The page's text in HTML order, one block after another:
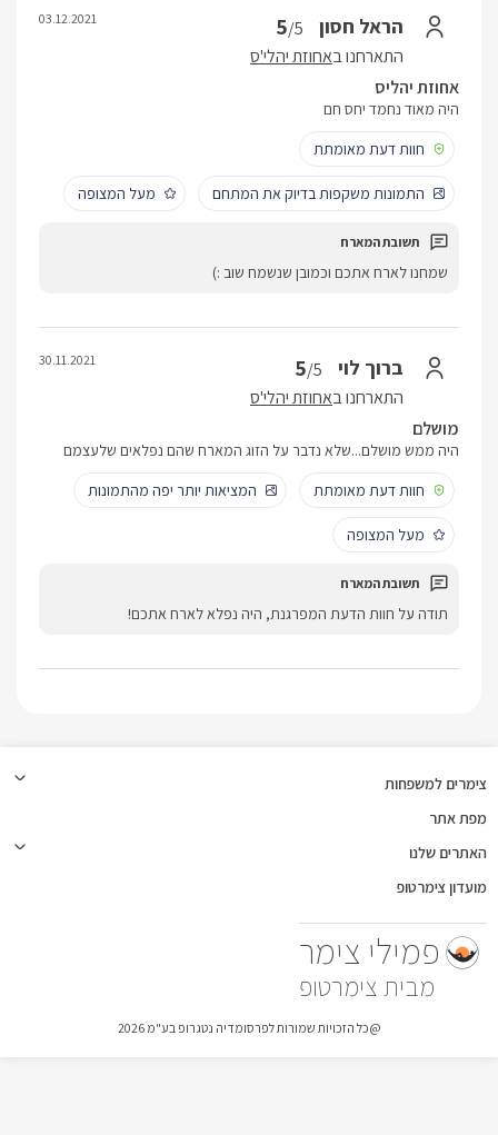
הראל חסון 5/5
התארחנו באחוזת יהלי'ס
03.12.2021
אחוזת יהליס
היה מאוד נחמד יחס חם
חוות דעת מאומתת
התמונות משקפות בדיוק את המתחם מעל המצופה
שמחנו לארח אתכם וכמובן שנשמח שוב :)
ברוך לוי 5/5
התארחנו באחוזת יהלי'ס
30.11.2021
מושלם
היה ממש מושלם...שלא נדבר על הזוג המארח שהם נפלאים שלעצמם
חוות דעת מאומתת
המציאות יותר יפה מהתמונות
מעל המצופה
תודה על חוות הדעת המפרגנת, היה נפלא לארח אתכם!
פמילי צימר
צימרטופ
צימרים למשפחות
מפת אתר
האתרים שלנו
מועדון צימרטופ
@כל הזכויות שמורות לפרסומדיה נטגרופ בע"מ 2026